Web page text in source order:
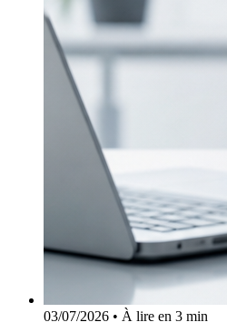
03/07/2026 • À lire en 3 min